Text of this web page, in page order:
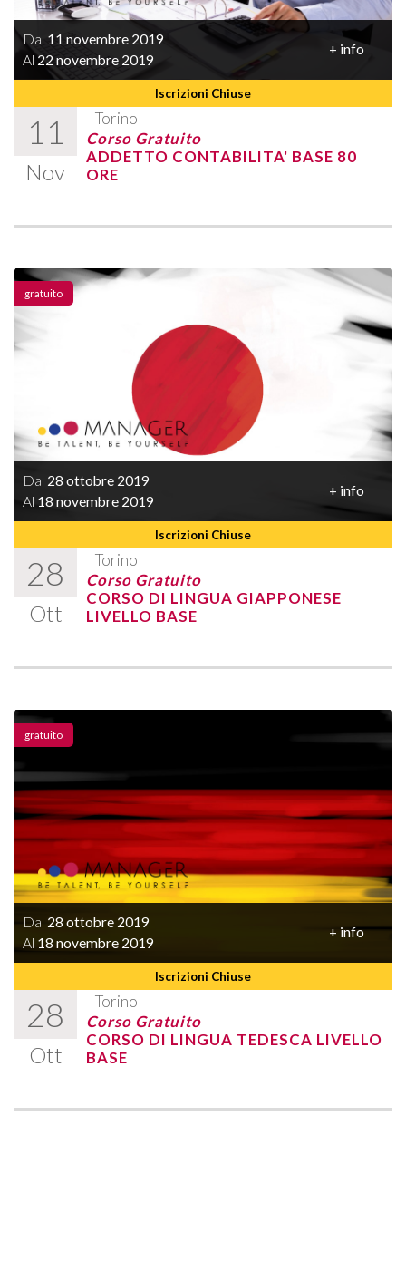
Iscrizioni Chiuse
Dal 11 novembre 2019
Al 22 novembre 2019
+ info
11
Nov
Torino
Corso Gratuito
ADDETTO CONTABILITA' BASE 80
ORE
Iscrizioni Chiuse
Dal 28 ottobre 2019
Al 18 novembre 2019
+ info
28
Ott
Torino
gratuito
Corso Gratuito
CORSO DI LINGUA GIAPPONESE
LIVELLO BASE
Iscrizioni Chiuse
Dal 28 ottobre 2019
Al 18 novembre 2019
+ info
28
Ott
Torino
gratuito
Corso Gratuito
CORSO DI LINGUA TEDESCA LIVELLO
BASE